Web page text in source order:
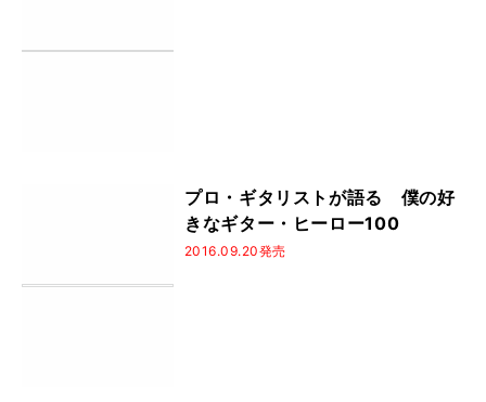
プロ・ギタリストが語る 僕の好
きなギター・ヒーロー100
2016.09.20発売